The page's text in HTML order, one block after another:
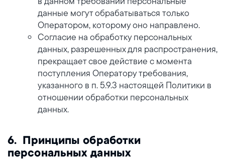
данные могут обрабатываться только
Оператором, которому оно направлено.
Согласие на обработку персональных
данных, разрешенных для распространения,
прекращает свое действие с момента
поступления Оператору требования,
указанного в п. 5.9.3 настоящей Политики в
отношении обработки персональных
данных.
6. Принципы обработки
персональных данных